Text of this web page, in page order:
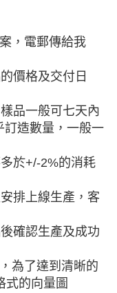
，電郵傳給我
價格及交付日
品一般可七天內
訂造數量，一般一
於+/-2%的消耗
排上線生產，客
確認生產及成功
為了達到清晰的
式的向量圖